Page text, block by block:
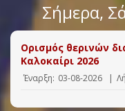
Σήμερα,
Ορισμός θερινών
Καλοκαίρι 2026
Έναρξη: 03-08-2026 |